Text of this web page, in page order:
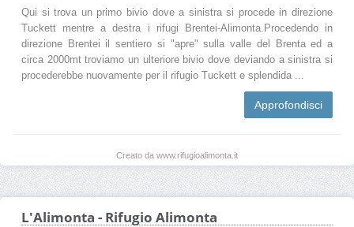
Qui si trova un primo bivio dove a sinistra si procede in direzione
Tuckett mentre a destra i rifugi Brentei-Alimonta.Procedendo in
direzione Brentei il sentiero si "apre" sulla valle del Brenta ed a
circa 2000mt troviamo un ulteriore bivio dove deviando a sinistra si
procederebbe nuovamente per il rifugio Tuckett e splendida ...
Approfondisci
Creato da www.rifugioalimonta.it
L'Alimonta - Rifugio Alimonta